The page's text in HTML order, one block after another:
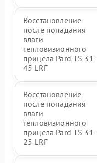
Восстановление
после попадания
влаги
тепловизионного
прицела Pard TS 31-
45 LRF
Восстановление
после попадания
влаги
тепловизионного
прицела Pard TS 31-
25 LRF